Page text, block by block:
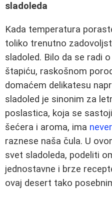
sladoleda
Kada temperatura
toliko trenutno
sladoled. Bilo da se radi
štapiću, raskošnom
domaćem delikatesu
sladoled je sinonim za
poslastica, koja se
šećera i aroma, ima
raznese naša čula. U
svet sladoleda, podeliti
jednostavne i brze
ovaj desert tako